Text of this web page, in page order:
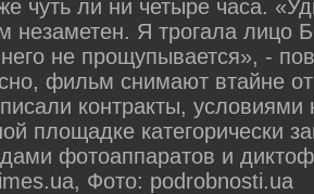
чуть ли ни четыре часа.
незаметен. Я трогала лицо
не прощупывается», -
фильм снимают втайне
контракты,
площадке категорически
фотоаппаратов и
Фото: podrobnosti.ua